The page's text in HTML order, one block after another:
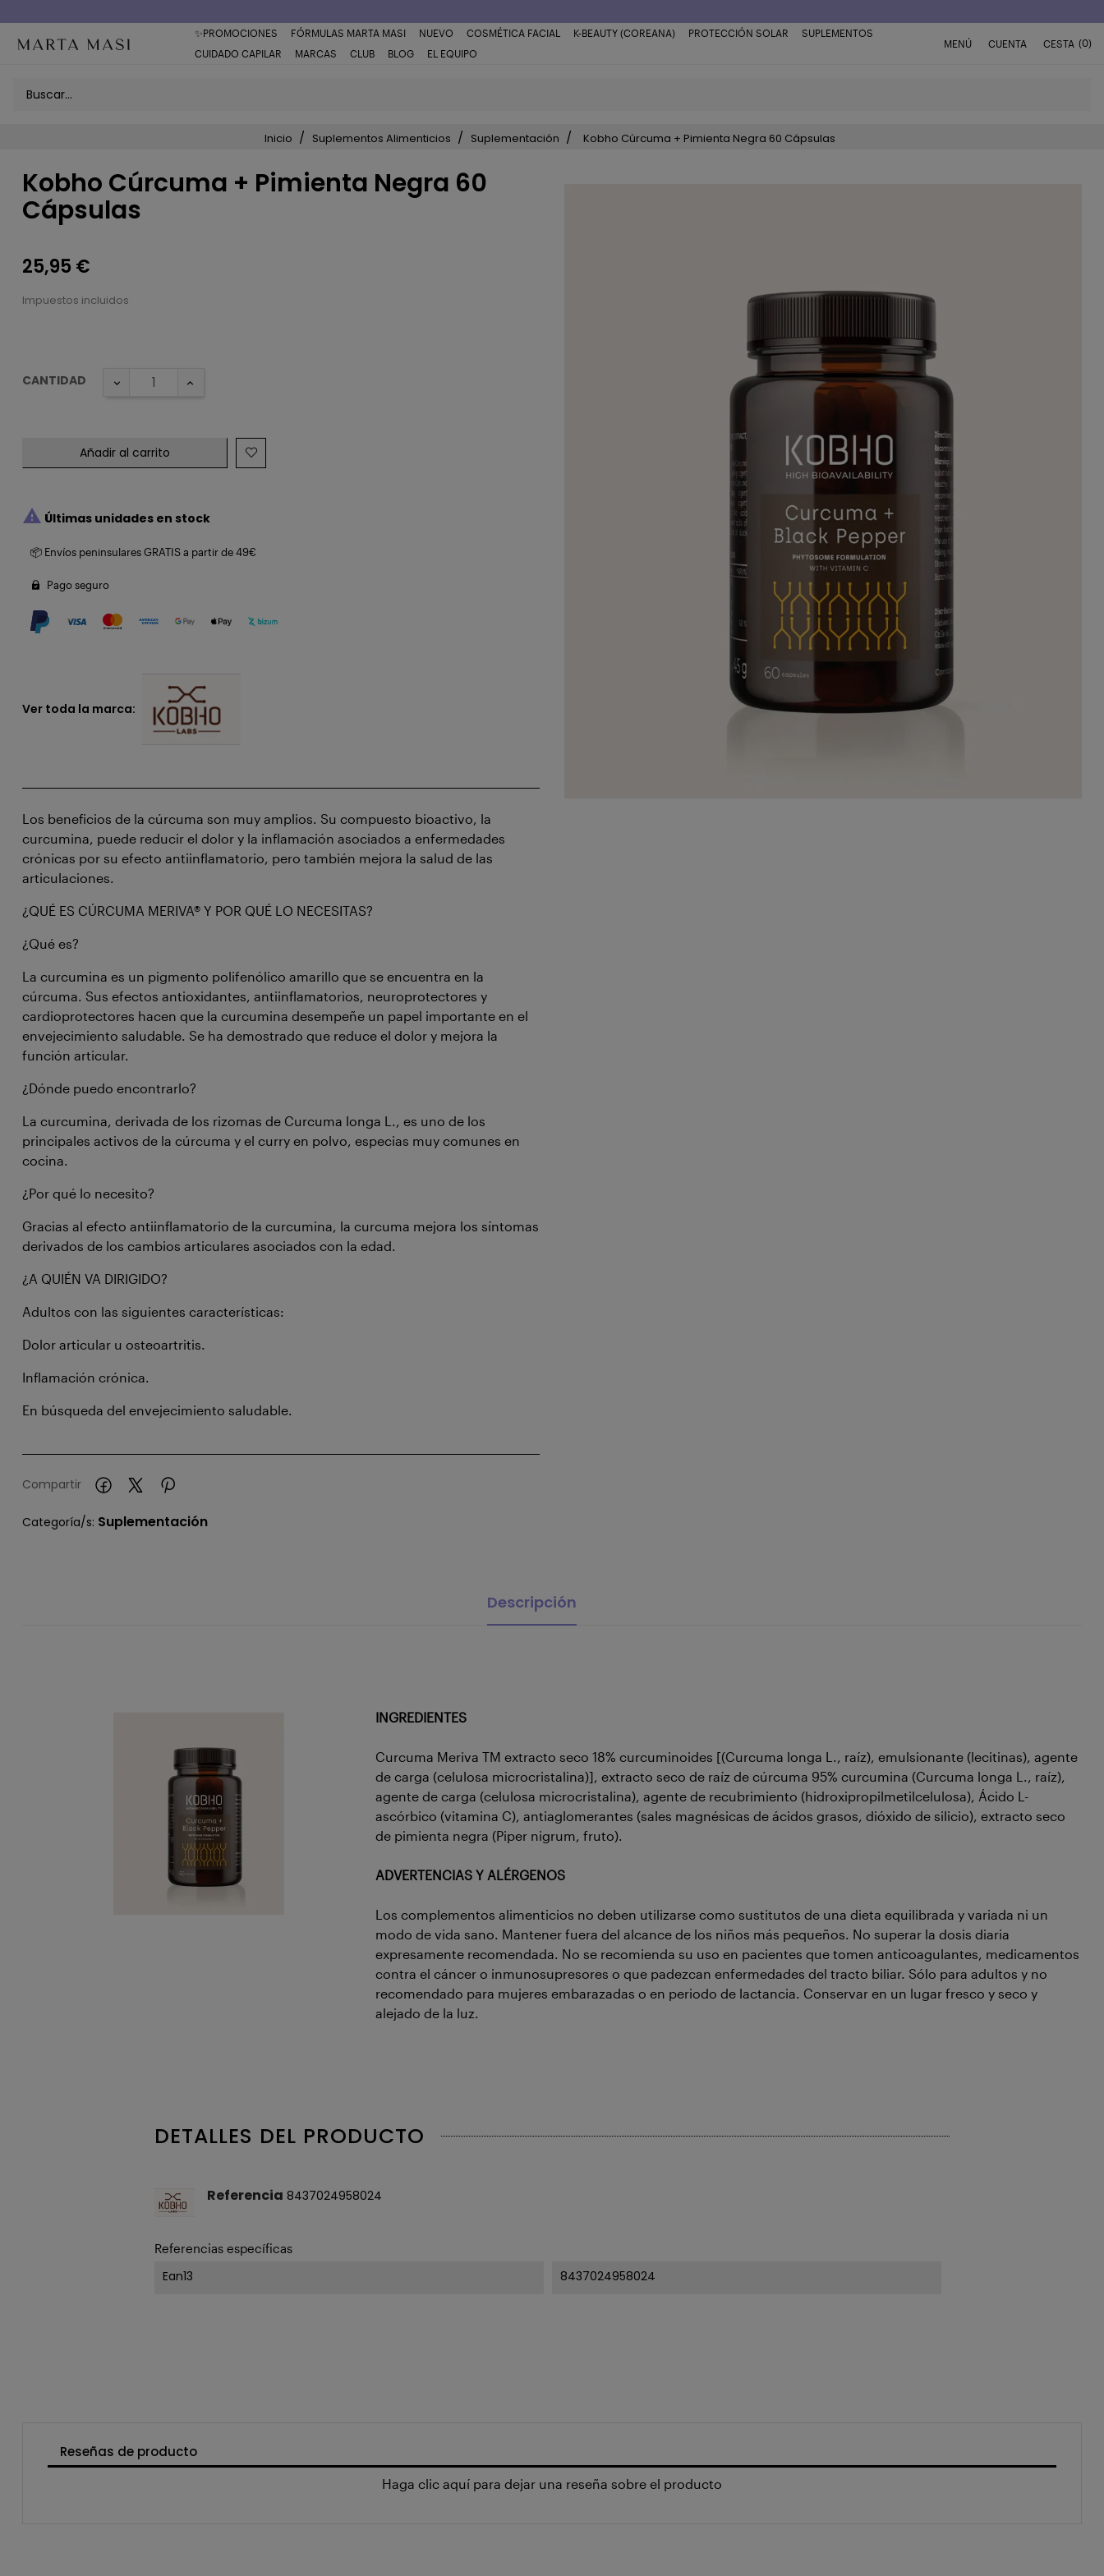
✨PROMOCIONES FÓRMULAS MARTA MASI NUEVO COSMÉTICA FACIAL K-BEAUTY (COREANA) PROTECCIÓN SOLAR
SUPLEMENTOS
CUIDADO CAPILAR
MARCAS CLUB BLOG EL EQUIPO
MENÚ CUENTA CESTA (0)
Inicio Suplementos Alimenticios Suplementación Kobho Cúrcuma + Pimienta Negra 60 Cápsulas
Kobho Cúrcuma + Pimienta Negra 60
Cápsulas
Compartir
25,95 €
Impuestos incluidos
Ver toda la marca:
Los beneficios de la cúrcuma son muy amplios. Su compuesto bioactivo, la
curcumina, puede reducir el dolor y la inflamación asociados a enfermedades
crónicas por su efecto antiinflamatorio, pero también mejora la salud de las
articulaciones.
¿QUÉ ES CÚRCUMA MERIVA® Y POR QUÉ LO NECESITAS?
¿Qué es?
La curcumina es un pigmento polifenólico amarillo que se encuentra en la
cúrcuma. Sus efectos antioxidantes, antiinflamatorios, neuroprotectores y
cardioprotectores hacen que la curcumina desempeñe un papel importante en el
envejecimiento saludable. Se ha demostrado que reduce el dolor y mejora la
función articular.
¿Dónde puedo encontrarlo?
La curcumina, derivada de los rizomas de Curcuma longa L., es uno de los
principales activos de la cúrcuma y el curry en polvo, especias muy comunes en
cocina.
¿Por qué lo necesito?
Gracias al efecto antiinflamatorio de la curcumina, la curcuma mejora los síntomas
derivados de los cambios articulares asociados con la edad.
¿A QUIÉN VA DIRIGIDO?
Adultos con las siguientes características:
Dolor articular u osteoartritis.
Inflamación crónica.
En búsqueda del envejecimiento saludable.
Categoría/s: Suplementación
CANTIDAD
Añadir al carrito
 Últimas unidades en stock
📦 Envíos peninsulares GRATIS a partir de 49€
Pago seguro
Descripción
INGREDIENTES
Curcuma Meriva TM extracto seco 18% curcuminoides [(Curcuma longa L., raíz), emulsionante (lecitinas), agente
de carga (celulosa microcristalina)], extracto seco de raíz de cúrcuma 95% curcumina (Curcuma longa L., raíz),
agente de carga (celulosa microcristalina), agente de recubrimiento (hidroxipropilmetilcelulosa), Ácido L-
ascórbico (vitamina C), antiaglomerantes (sales magnésicas de ácidos grasos, dióxido de silicio), extracto seco
de pimienta negra (Piper nigrum, fruto).
ADVERTENCIAS Y ALÉRGENOS
Los complementos alimenticios no deben utilizarse como sustitutos de una dieta equilibrada y variada ni un
modo de vida sano. Mantener fuera del alcance de los niños más pequeños. No superar la dosis diaria
expresamente recomendada. No se recomienda su uso en pacientes que tomen anticoagulantes, medicamentos
contra el cáncer o inmunosupresores o que padezcan enfermedades del tracto biliar. Sólo para adultos y no
recomendado para mujeres embarazadas o en periodo de lactancia. Conservar en un lugar fresco y seco y
alejado de la luz.
DETALLES DEL PRODUCTO
Referencia 8437024958024
Referencias específicas
Ean13 8437024958024
Reseñas de producto
Haga clic aquí para dejar una reseña sobre el producto